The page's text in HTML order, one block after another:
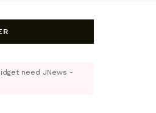
need JNews -